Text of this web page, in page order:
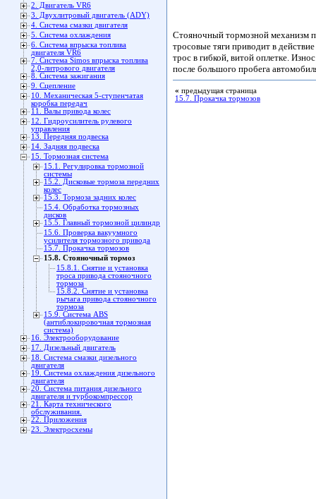
2. Двигатель VR6
3. Двухлитровый двигатель (ADY)
4. Система смазки двигателя
5. Система охлаждения
6. Система впрыска топлива
двигателя VR6
7. Система Simos впрыска топлива
2,0-литрового двигателя
8. Система зажигания
9. Сцепление
10. Механическая 5-ступенчатая
коробка передач
11. Валы привода колес
12. Гидроусилитель рулевого
управления
13. Передняя подвеска
14. Задняя подвеска
15. Тормозная система
15.1. Регулировка тормозной
системы
15.2. Дисковые тормоза передних
колес
15.3. Тормоза задних колес
15.4. Обработка тормозных
дисков
15.5. Главный тормозной цилиндр
15.6. Проверка вакуумного
усилителя тормозного привода
15.7. Прокачка тормозов
15.8. Стояночный тормоз
15.8.1. Снятие и установка
троса привода стояночного
тормоза
15.8.2. Снятие и установка
рычага привода стояночного
тормоза
15.9. Система ABS
(антиблокировочная тормозная
система)
16. Электрооборудование
17. Дизельный двигатель
18. Система смазки дизельного
двигателя
19. Система охлаждения дизельного
двигателя
20. Система питания дизельного
двигателя и турбокомпрессор
21. Карта технического
обслуживания.
22. Приложения
23. Электросхемы
Стояночный тормозной механизм
тросовые тяги приводит в действие
трос в гибкой, витой оплетке.
после большого пробега
« предыдущая страница
15.7. Прокачка тормозов